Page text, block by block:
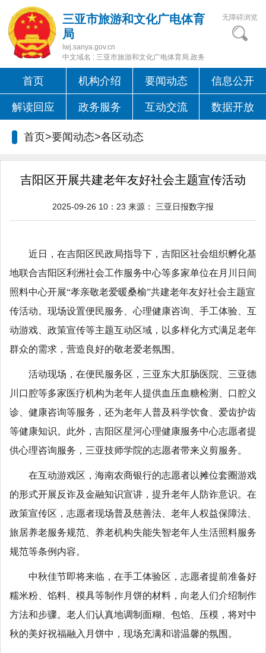
三亚市旅游和文化广电体育
局
lwj.sanya.gov.cn
中文域名 : 三亚市旅游和文化广电体育局.政务
无障碍浏览
首页 机构介绍 要闻动态 信息公开
解读回应 政务服务 互动交流 数据开放
首页>要闻动态>各区动态
吉阳区开展共建老年友好社会主题宣传活动
2025-09-26 10：23 来源： 三亚日报数字报
近日，在吉阳区民政局指导下，吉阳区社会组织孵化基
地联合吉阳区利洲社会工作服务中心等多家单位在月川日间
照料中心开展“孝亲敬老爱暖桑榆”共建老年友好社会主题宣
传活动。现场设置便民服务、心理健康咨询、手工体验、互
动游戏、政策宣传等主题互动区域，以多样化方式满足老年
群众的需求，营造良好的敬老爱老氛围。
活动现场，在便民服务区，三亚东大肛肠医院、三亚德
川口腔等多家医疗机构为老年人提供血压血糖检测、口腔义
诊、健康咨询等服务，还为老年人普及科学饮食、爱齿护齿
等健康知识。此外，吉阳区星河心理健康服务中心志愿者提
供心理咨询服务，三亚技师学院的志愿者带来义剪服务。
在互动游戏区，海南农商银行的志愿者以摊位套圈游戏
的形式开展反诈及金融知识宣讲，提升老年人防诈意识。在
政策宣传区，志愿者现场普及慈善法、老年人权益保障法、
旅居养老服务规范、养老机构失能失智老年人生活照料服务
规范等条例内容。
中秋佳节即将来临，在手工体验区，志愿者提前准备好
糯米粉、馅料、模具等制作月饼的材料，向老人们介绍制作
方法和步骤。老人们认真地调制面糊、包馅、压模，将对中
秋的美好祝福融入月饼中，现场充满和谐温馨的氛围。